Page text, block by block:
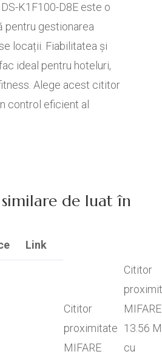
K1F100-D8E este o
pentru gestionarea
locații. Fiabilitatea și
ideal pentru hoteluri,
Alege acest cititor
control eficient al
de luat în
Link
Cititor
proximitate
MIFARE
Cititor
MIFARE
13.56
cu